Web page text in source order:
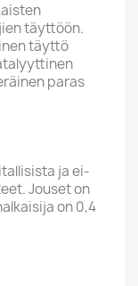
täyttöön.
täyttö
paras
ja ei-
Jouset on
on 0,4